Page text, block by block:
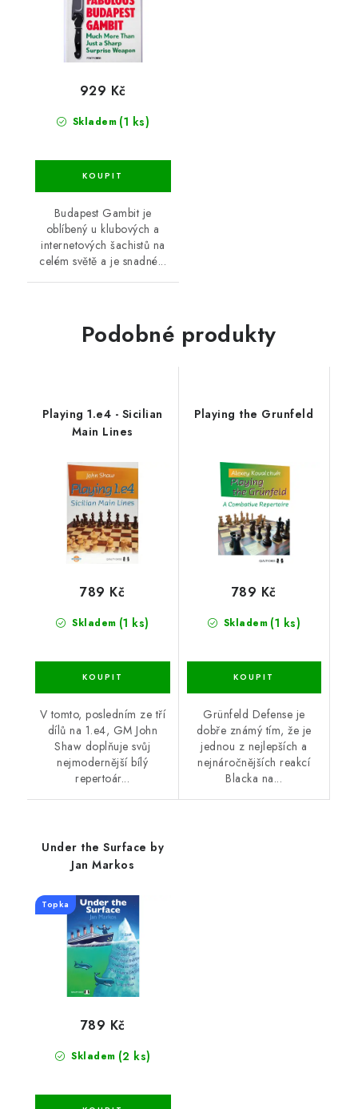
Skladem (1 ks)
929 Kč
Budapest Gambit je
oblíbený u klubových a
internetových šachistů na
celém světě a je snadné...
Podobné produkty
Playing 1.e4 - Sicilian
Main Lines
Skladem (1 ks)
789 Kč
V tomto, posledním ze tří
dílů na 1.e4, GM John
Shaw doplňuje svůj
nejmodernější bílý
repertoár...
Playing the Grunfeld
Skladem (1 ks)
789 Kč
Grünfeld Defense je
dobře známý tím, že je
jednou z nejlepších a
nejnáročnějších reakcí
Blacka na...
Under the Surface by
Jan Markos
Topka
Skladem (2 ks)
789 Kč